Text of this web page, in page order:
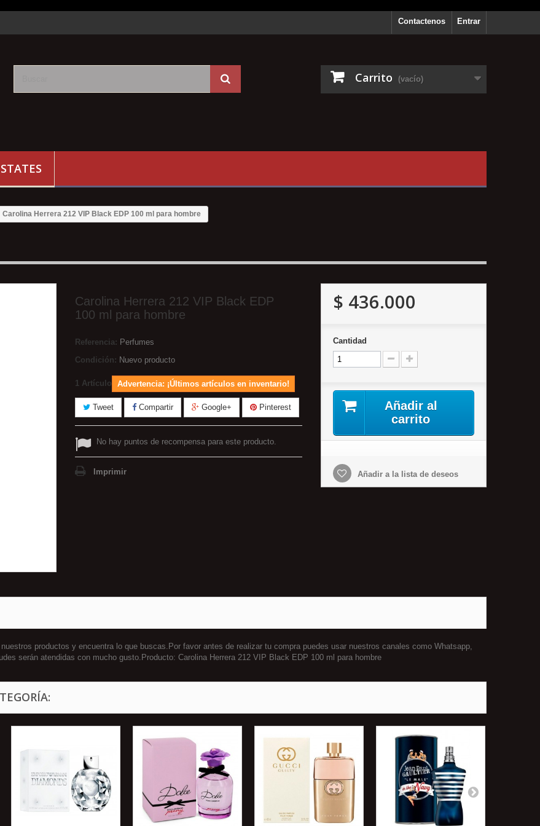
Entrar
Contactenos
Carrito (vacío)
Carolina Herrera 212 VIP Black EDP 100 ml para hombre
Carolina Herrera 212 VIP Black EDP
100 ml para hombre
Referencia: Perfumes
Condición: Nuevo producto
1 Artículo Advertencia: ¡Últimos artículos en inventario!
Tweet Compartir Google+ Pinterest
No hay puntos de recompensa para este producto.
Imprimir
$ 436.000
Cantidad
Añadir al
carrito
Añadir a la lista de deseos
productos y encuentra lo que buscas.Por favor antes de realizar tu compra puedes usar nuestros canales como Whatsapp,
serán atendidas con mucho gusto.Producto: Carolina Herrera 212 VIP Black EDP 100 ml para hombre